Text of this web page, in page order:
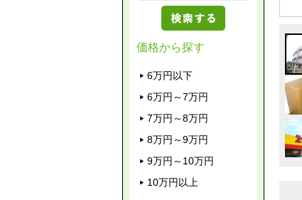
価格から探す
6万円以下
6万円～7万円
7万円～8万円
8万円～9万円
9万円～10万円
10万円以上